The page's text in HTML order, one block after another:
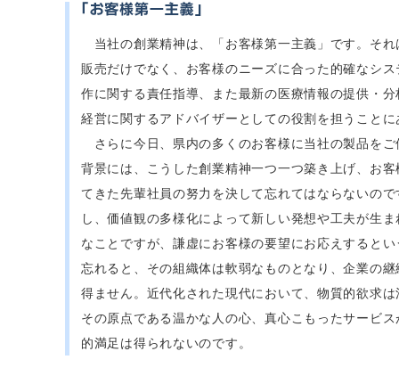
当社の創業精神は、「お客様第一主義」です。それ
販売だけでなく、お客様のニーズに合った的確なシ
作に関する責任指導、また最新の医療情報の提供・
経営に関するアドバイザーとしての役割を担うこと
さらに今日、県内の多くのお客様に当社の製品をご
背景には、こうした創業精神一つ一つ築き上げ、お
てきた先輩社員の努力を決して忘れてはならないの
し、価値観の多様化によって新しい発想や工夫が生
なことですが、謙虚にお客様の要望にお応えすると
忘れると、その組織体は軟弱なものとなり、企業の
得ません。近代化された現代において、物質的欲求
その原点である温かな人の心、真心こもったサービ
的満足は得られないのです。